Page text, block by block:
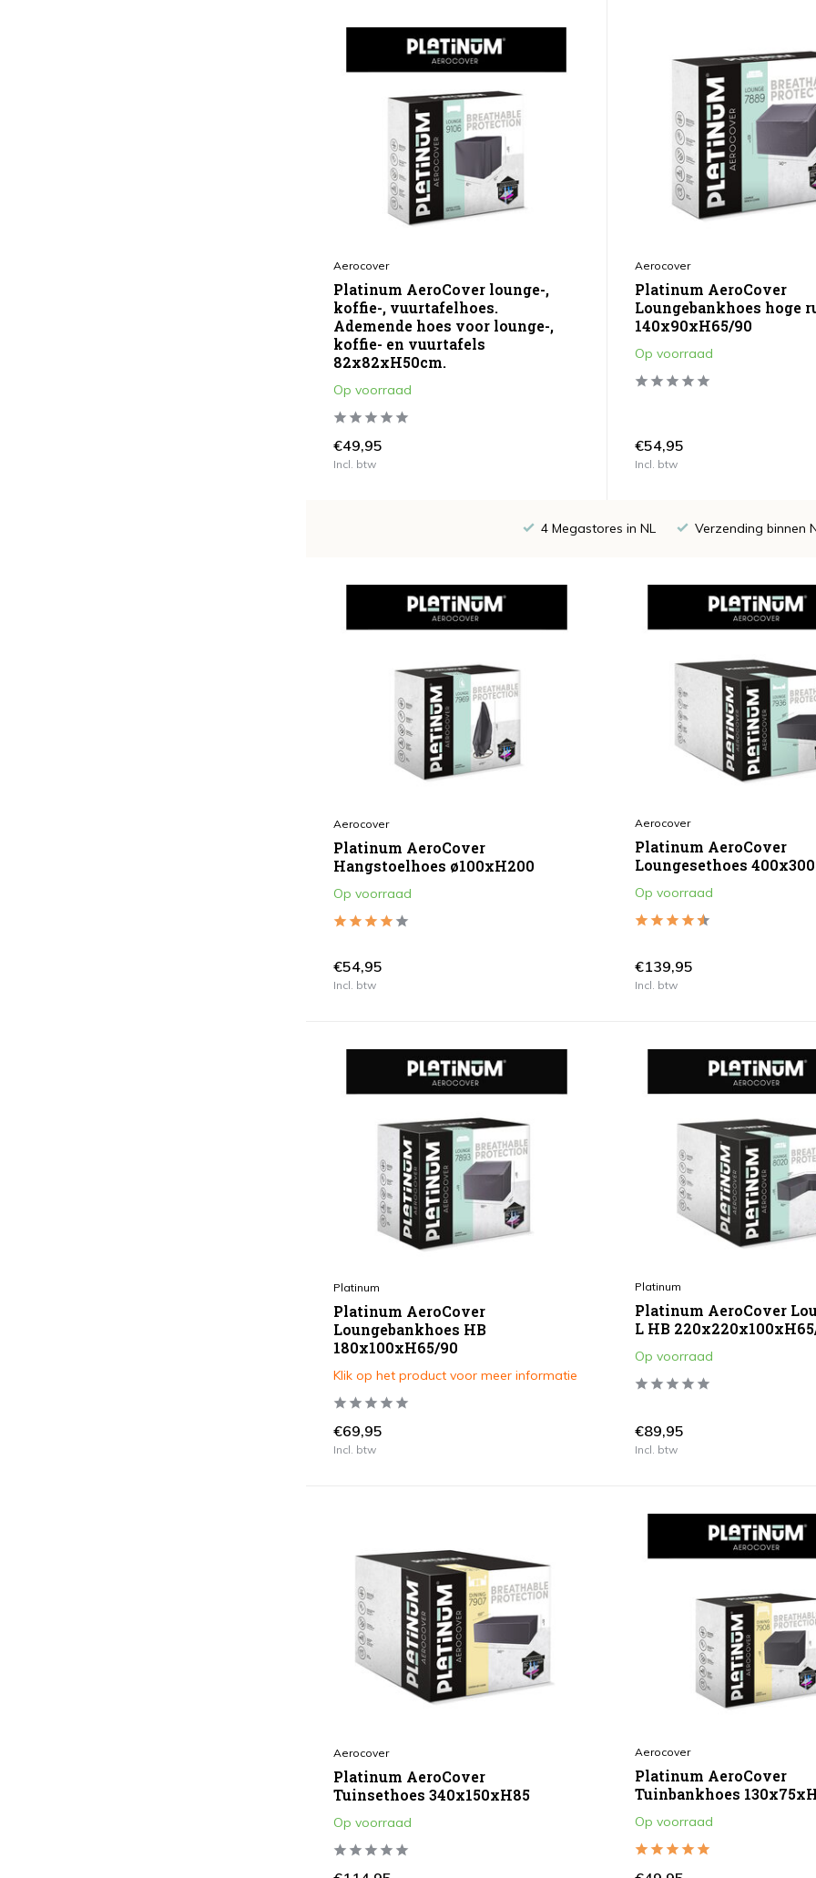
Aerocover
Platinum AeroCover lounge-,
koffie-, vuurtafelhoes.
Ademende hoes voor lounge-,
koffie- en vuurtafels
82x82xH50cm.
Op voorraad
€49,95
Incl. btw
Aerocover
Platinum AeroCover
Loungebankhoes hoge
140x90xH65/90
Op voorraad
€54,95
Incl. btw
4 Megastores in NL Verzending binnen
Aerocover
Platinum AeroCover
Hangstoelhoes ø100xH200
Op voorraad
€54,95
Incl. btw
Aerocover
Platinum AeroCover
Loungesethoes
Op voorraad
€139,95
Incl. btw
Platinum
Platinum AeroCover
Loungebankhoes HB
180x100xH65/90
Klik op het product voor meer informatie
€69,95
Incl. btw
Platinum
Platinum AeroCover
L HB
Op voorraad
€89,95
Incl. btw
Aerocover
Platinum AeroCover
Tuinsethoes 340x150xH85
Op voorraad
Aerocover
Platinum AeroCover
Tuinbankhoes
Op voorraad